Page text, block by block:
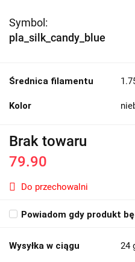
Symbol:
pla_silk_candy_blue
Średnica filamentu
Kolor
Brak towaru
79.90
Do przechowalni
Powiadom gdy produkt
Wysyłka w ciągu 24